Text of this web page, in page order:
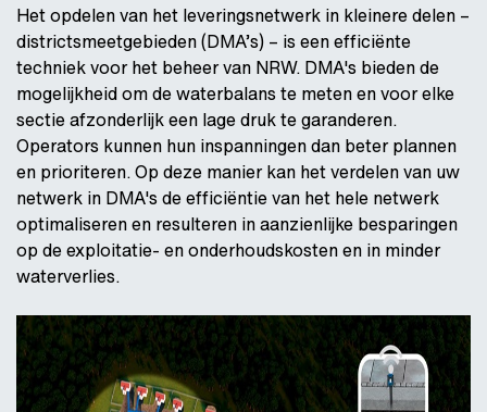
Het opdelen van het leveringsnetwerk in kleinere delen –
districtsmeetgebieden (DMA’s) – is een efficiënte
techniek voor het beheer van NRW. DMA's bieden de
mogelijkheid om de waterbalans te meten en voor elke
sectie afzonderlijk een lage druk te garanderen.
Operators kunnen hun inspanningen dan beter plannen
en prioriteren. Op deze manier kan het verdelen van uw
netwerk in DMA's de efficiëntie van het hele netwerk
optimaliseren en resulteren in aanzienlijke besparingen
op de exploitatie- en onderhoudskosten en in minder
waterverlies.